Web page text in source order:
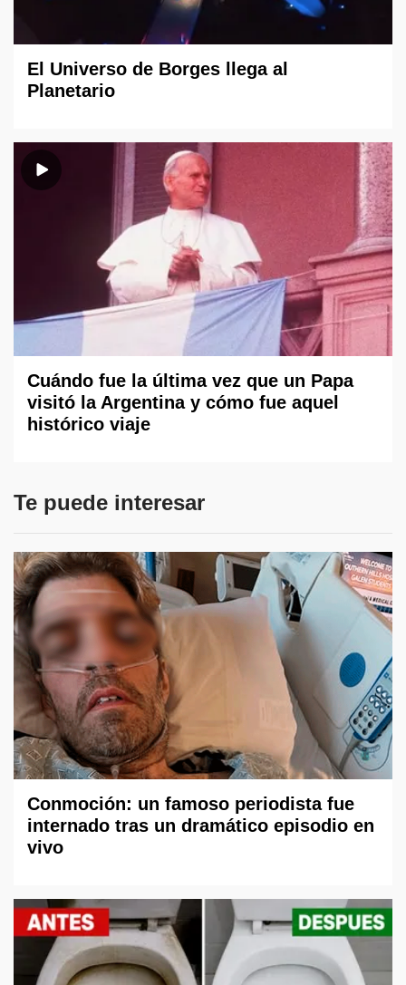
El Universo de Borges llega al
Planetario
Cuándo fue la última vez que un Papa
visitó la Argentina y cómo fue aquel
histórico viaje
Te puede interesar
Conmoción: un famoso periodista fue
internado tras un dramático episodio en
vivo